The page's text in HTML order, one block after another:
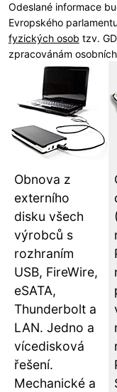
Odeslané informace
Evropského
fyzických osob tzv.
zpracovánám
Obnova z
externího
disku všech
výrobců s
rozhraním
USB, FireWire,
eSATA,
Thunderbolt a
LAN. Jedno a
vícedisková
řešení.
Mechanické a